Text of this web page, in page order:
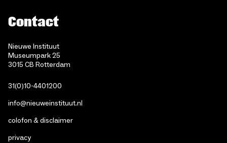
Contact
Nieuwe Instituut
Museumpark 25
3015 CB Rotterdam
31(0)10-4401200
info@nieuweinstituut.nl
colofon & disclaimer
privacy